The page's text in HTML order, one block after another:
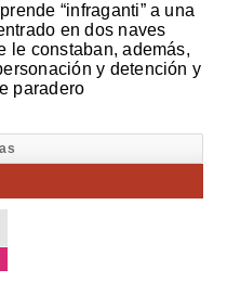
“infraganti” a una
en dos naves
le constaban, además,
y detención y
paradero